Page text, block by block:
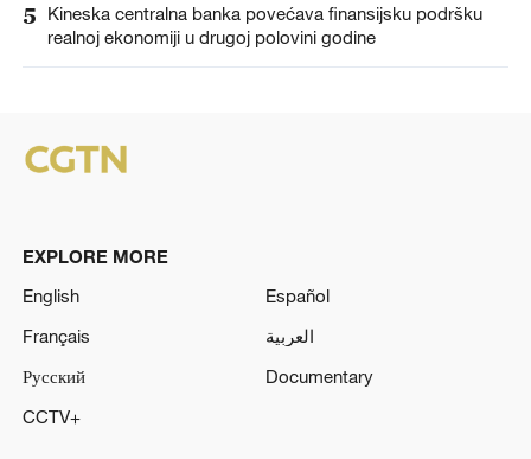
5
Kineska centralna banka povećava finansijsku podršku
realnoj ekonomiji u drugoj polovini godine
EXPLORE MORE
English
Español
Français
العربية
Русский
Documentary
CCTV+